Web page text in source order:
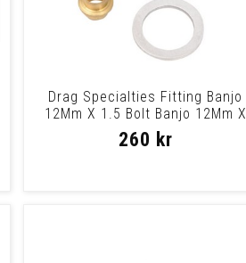
Drag Specialties Fitting Banjo
12Mm X 1.5 Bolt Banjo 12Mm X
1.50
260 kr